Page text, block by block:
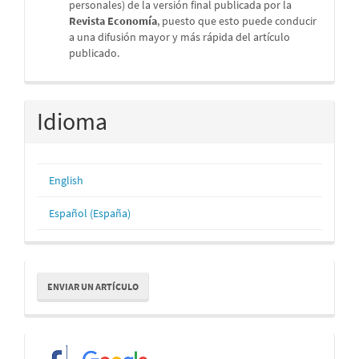
personales) de la versión final publicada por la
Revista Economía, puesto que esto puede conducir
a una difusión mayor y más rápida del artículo
publicado.
Idioma
English
Español (España)
Enviar
un
artículo
ENVIAR UN ARTÍCULO